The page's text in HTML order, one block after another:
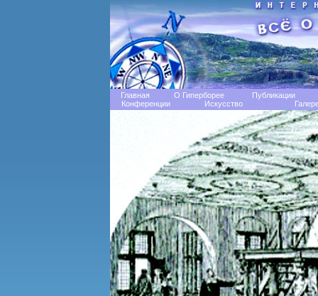
Главная О Гиперборее
Публикации
Конференции
Искусство